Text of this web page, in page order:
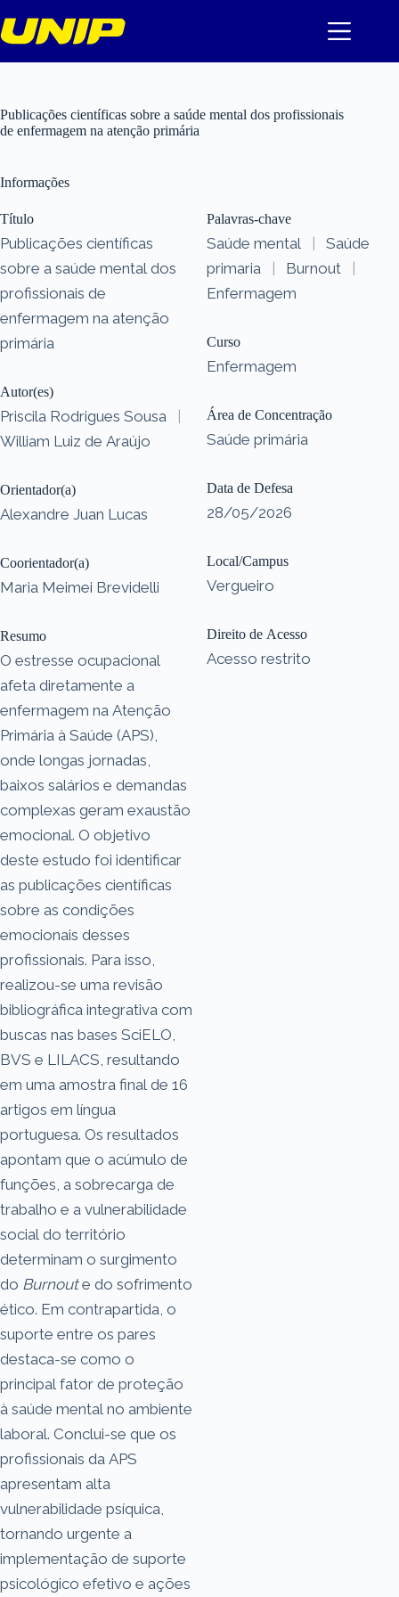
para
o
Publicações científicas sobre a saúde mental dos profissionais
de enfermagem na atenção primária
Informações
Título
Publicações científicas
sobre a saúde mental dos
profissionais de
enfermagem na atenção
primária
Autor(es)
Priscila Rodrigues Sousa
|
William Luiz de Araújo
Orientador(a)
Alexandre Juan Lucas
Coorientador(a)
Maria Meimei Brevidelli
Resumo
O estresse ocupacional
afeta diretamente a
enfermagem na Atenção
Primária à Saúde (APS),
onde longas jornadas,
baixos salários e demandas
complexas geram exaustão
emocional. O objetivo
deste estudo foi identificar
as publicações científicas
sobre as condições
emocionais desses
profissionais. Para isso,
realizou-se uma revisão
bibliográfica integrativa com
buscas nas bases SciELO,
BVS e LILACS, resultando
em uma amostra final de 16
artigos em língua
portuguesa. Os resultados
apontam que o acúmulo de
funções, a sobrecarga de
trabalho e a vulnerabilidade
social do território
determinam o surgimento
do Burnoute do sofrimento
ético. Em contrapartida, o
suporte entre os pares
destaca-se como o
principal fator de proteção
à saúde mental no ambiente
laboral. Conclui-se que os
profissionais da APS
apresentam alta
vulnerabilidade psíquica,
tornando urgente a
implementação de suporte
psicológico efetivo e ações
Palavras-chave
Saúde mental |
Saúde
primaria
| Burnout
|
Enfermagem
Curso
Enfermagem
Área de Concentração
Saúde primária
Data de Defesa
28/05/2026
Local/Campus
Vergueiro
Direito de Acesso
Acesso restrito